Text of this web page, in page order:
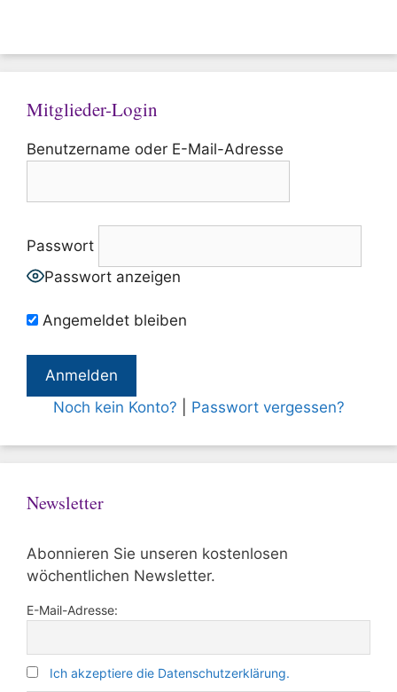
Mitglieder-Login
Benutzername oder E-Mail-Adresse
Passwort
Passwort anzeigen
Angemeldet bleiben
Noch kein Konto? Passwort vergessen?
Newsletter
Abonnieren Sie unseren kostenlosen
wöchentlichen Newsletter.
E-Mail-Adresse:
Ich akzeptiere die Datenschutzerklärung.